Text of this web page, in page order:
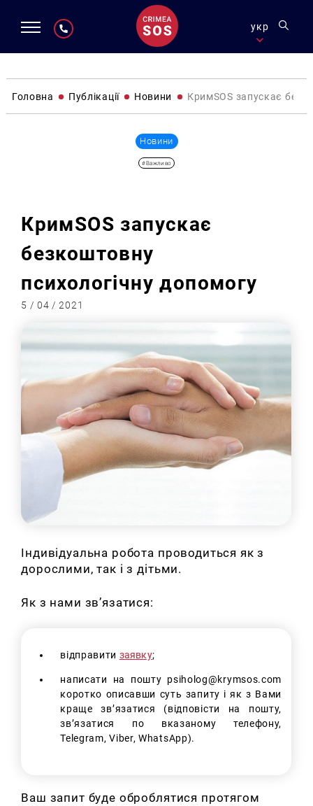
укр
Головна Публікації Новини КримSOS запускає
Новини
#Важливо
КримSOS запускає
безкоштовну
психологічну допомогу
5 / 04 / 2021
Індивідуальна робота проводиться як з
дорослими, так і з дітьми.
Як з нами зв’язатися:
відправити заявку;
написати на пошту psiholog@krymsos.com
коротко описавши суть запиту і як з Вами
краще зв’язатися (відповісти на пошту,
зв’язатися по вказаному телефону,
Telegram, Viber, WhatsApp).
Ваш запит буде оброблятися протягом